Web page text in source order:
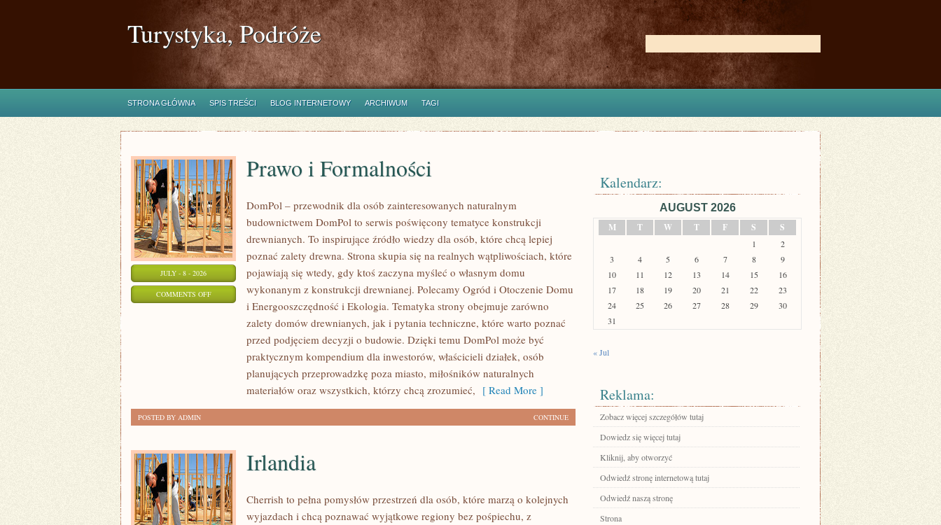
Turystyka, Podróże
STRONA GŁÓWNA SPIS TREŚCI BLOG INTERNETOWY ARCHIWUM TAGI
JULY - 8 - 2026
COMMENTS OFFON
FORMALNOŚCI
Prawo i Formalności
DomPol – przewodnik dla osób zainteresowanych naturalnym
budownictwem DomPol to serwis poświęcony tematyce konstrukcji
drewnianych. To inspirujące źródło wiedzy dla osób, które chcą lepiej
poznać zalety drewna. Strona skupia się na realnych wątpliwościach, które
pojawiają się wtedy, gdy ktoś zaczyna myśleć o własnym domu
wykonanym z konstrukcji drewnianej. Polecamy Ogród i Otoczenie Domu
i Energooszczędność i Ekologia. Tematyka strony obejmuje zarówno
zalety domów drewnianych, jak i pytania techniczne, które warto poznać
przed podjęciem decyzji o budowie. Dzięki temu DomPol może być
praktycznym kompendium dla inwestorów, właścicieli działek, osób
planujących przeprowadzkę poza miasto, miłośników naturalnych
materiałów oraz wszystkich, którzy chcą zrozumieć, [ Read More ]
CONTINUE
POSTED BY ADMIN
Irlandia
Cherrish to pełna pomysłów przestrzeń dla osób, które marzą o kolejnych
wyjazdach i chcą poznawać wyjątkowe regiony bez pośpiechu, z
Kalendarz:
AUGUST 2026
M
T W T F S S
1
2
3
4 5 6 7 8
9
10
11 12 13 14 15
16
17
18 19 20 21 22
23
24
25 26 27 28 29
30
31
« Jul
Reklama:
Zobacz więcej szczegółów tutaj
Dowiedz się więcej tutaj
Kliknij, aby otworzyć
Odwiedź stronę internetową tutaj
Odwiedź naszą stronę
Strona